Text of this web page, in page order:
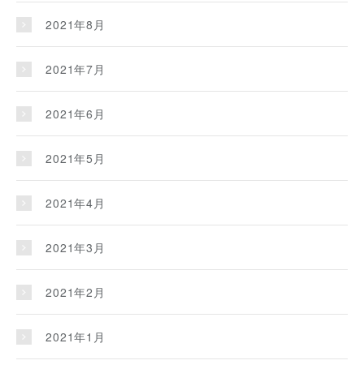
2021年8月
2021年7月
2021年6月
2021年5月
2021年4月
2021年3月
2021年2月
2021年1月